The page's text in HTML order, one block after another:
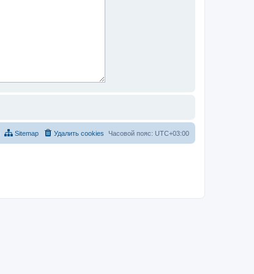
Часовой пояс: UTC+03:00
Удалить cookies
Sitemap